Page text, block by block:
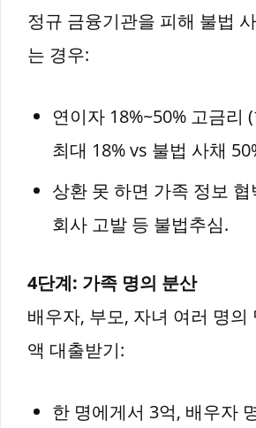
정규 금융기관을 피해 불법
는 경우:
연이자 18%~50% 고금리
최대 18% vs 불법 사채
상환 못 하면 가족 정보 협
회사 고발 등 불법추심.
4단계: 가족 명의 분산
배우자, 부모, 자녀 여러 명의
액 대출받기:
한 명에게서 3억, 배우자